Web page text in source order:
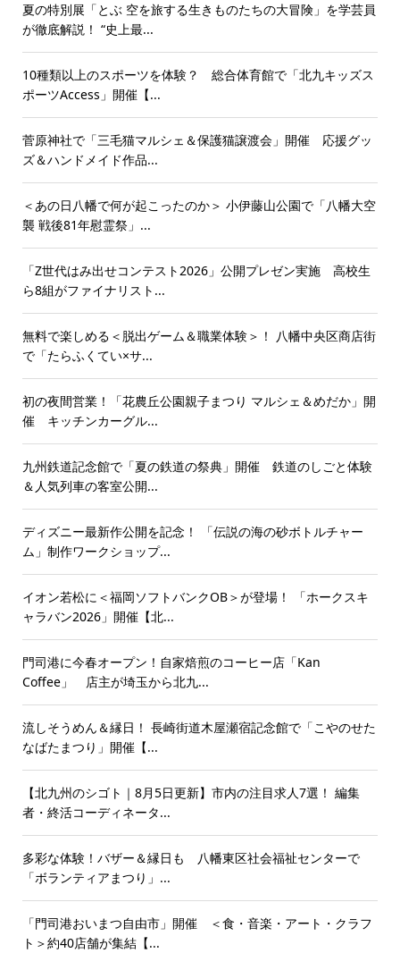
夏の特別展「とぶ 空を旅する生きものたちの大冒険」を学芸員
が徹底解説！ “史上最...
10種類以上のスポーツを体験？ 総合体育館で「北九キッズス
ポーツAccess」開催【...
菅原神社で「三毛猫マルシェ＆保護猫譲渡会」開催 応援グッ
ズ＆ハンドメイド作品...
＜あの日八幡で何が起こったのか＞ 小伊藤山公園で「八幡大空
襲 戦後81年慰霊祭」...
「Z世代はみ出せコンテスト2026」公開プレゼン実施 高校生
ら8組がファイナリスト...
無料で楽しめる＜脱出ゲーム＆職業体験＞！ 八幡中央区商店街
で「たらふくてい×サ...
初の夜間営業！「花農丘公園親子まつり マルシェ＆めだか」開
催 キッチンカーグル...
九州鉄道記念館で「夏の鉄道の祭典」開催 鉄道のしごと体験
＆人気列車の客室公開...
ディズニー最新作公開を記念！ 「伝説の海の砂ボトルチャー
ム」制作ワークショップ...
イオン若松に＜福岡ソフトバンクOB＞が登場！ 「ホークスキ
ャラバン2026」開催【北...
門司港に今春オープン！自家焙煎のコーヒー店「Kan
Coffee」 店主が埼玉から北九...
流しそうめん＆縁日！ 長崎街道木屋瀬宿記念館で「こやのせた
なばたまつり」開催【...
【北九州のシゴト｜8月5日更新】市内の注目求人7選！ 編集
者・終活コーディネータ...
多彩な体験！バザー＆縁日も 八幡東区社会福祉センターで
「ボランティアまつり」...
「門司港おいまつ自由市」開催 ＜食・音楽・アート・クラフ
ト＞約40店舗が集結【...